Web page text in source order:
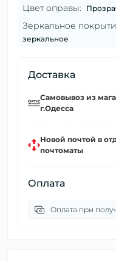
Цвет оправы:
Зеркальное
зеркальное
Доставка
Самовывоз из
г.Одесса
Новой почтой в
почтоматы
Оплата
Оплата при